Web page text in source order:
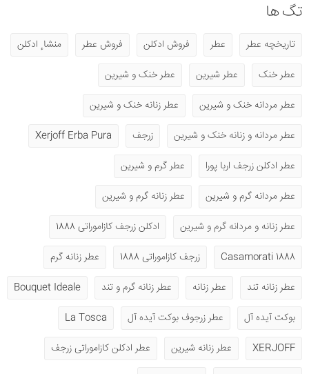
تگ ها
تاریخچه عطر عطر فروش ادکلن فروش عطر
منشا ٕ ادکلن
عطر خنک
عطر شیرین
عطر خنک و شیرین
عطر مردانه خنک و شیرین
عطر زنانه خنک و شیرین
عطر مردانه و زنانه خنک و شیرین
زرجف
Xerjoff Erba Pura
عطر ادکلن زرجف اربا پورا
عطر گرم و شیرین
عطر مردانه گرم و شیرین
عطر زنانه گرم و شیرین
عطر زنانه و مردانه گرم و شیرین
ادکلن زرجف کازاموراتی 1888
1888 Casamorati
زرجف کازاموراتی 1888
عطر زنانه گرم
عطر زنانه تند
عطر زنانه عطر زنانه گرم و تند
Bouquet Ideale
بوکت آیده آل
عطر زرجوف بوکت آیده آل
La Tosca
XERJOFF
عطر زنانه شیرین
عطر ادکلن کازاموراتی زرجف